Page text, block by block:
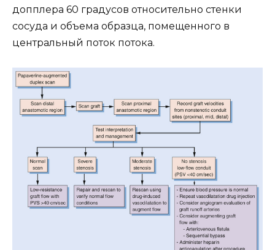
допплера 60 градусов относительно стенки
сосуда и объема образца, помещенного в
центральный поток потока.